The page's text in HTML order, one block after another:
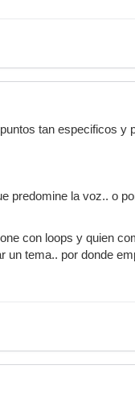
tan especificos y
la voz.. o
con loops y quien
un tema.. por donde